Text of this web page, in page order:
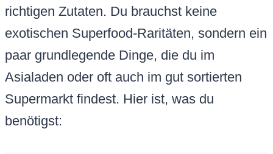
richtigen Zutaten. Du brauchst keine
exotischen Superfood-Raritäten, sondern ein
paar grundlegende Dinge, die du im
Asialaden oder oft auch im gut sortierten
Supermarkt findest. Hier ist, was du
benötigst: